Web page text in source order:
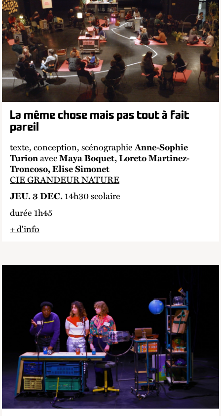
La même chose mais pas tout à fait
pareil
texte, conception, scénographieAnne-Sophie
TurionavecMaya Boquet, Loreto Martinez-
Troncoso, Elise Simonet
CIE GRANDEUR NATURE
JEU. 3 DEC.14h30 scolaire
durée 1h45
+ d'info
lien externe